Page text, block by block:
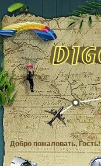
Добро пожаловать, Гость!